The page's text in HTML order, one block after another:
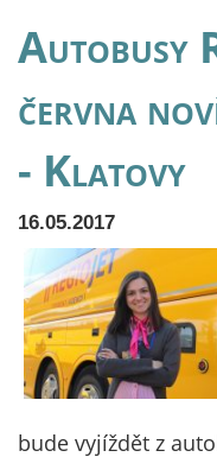
Autobusy
června
- Klatovy
16.05.2017
bude vyjíždět z